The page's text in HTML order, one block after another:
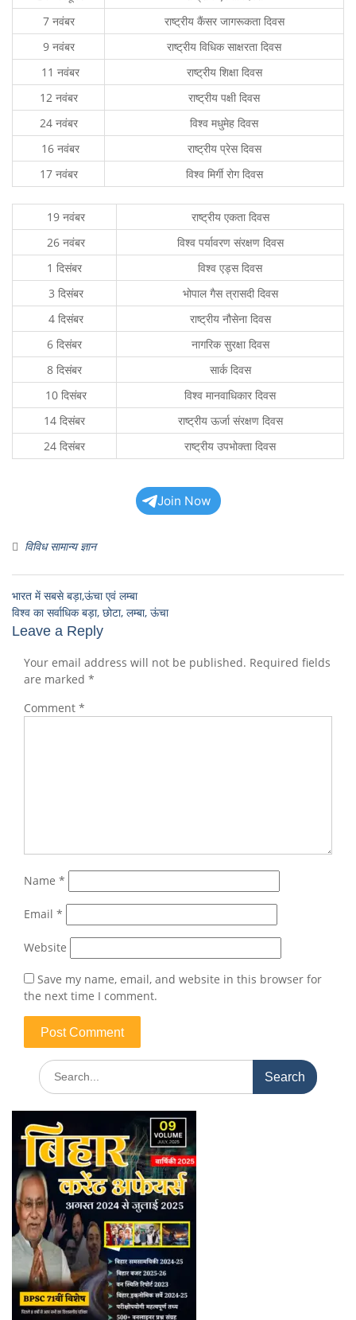
7 नवंबर
राष्ट्रीय कैंसर जागरूकता दिवस
9 नवंबर
राष्ट्रीय विधिक साक्षरता दिवस
11 नवंबर
राष्ट्रीय शिक्षा दिवस
12 नवंबर
राष्ट्रीय पक्षी दिवस
24 नवंबर
विश्व मधुमेह दिवस
16 नवंबर
राष्ट्रीय प्रेस दिवस
17 नवंबर
विश्व मिर्गी रोग दिवस
19 नवंबर
राष्ट्रीय एकता दिवस
26 नवंबर
विश्व पर्यावरण संरक्षण दिवस
1 दिसंबर
विश्व एड्स दिवस
3 दिसंबर
भोपाल गैस त्रासदी दिवस
4 दिसंबर
राष्ट्रीय नौसेना दिवस
6 दिसंबर
नागरिक सुरक्षा दिवस
8 दिसंबर
सार्क दिवस
10 दिसंबर
विश्व मानवाधिकार दिवस
14 दिसंबर
राष्ट्रीय ऊर्जा संरक्षण दिवस
24 दिसंबर
राष्ट्रीय उपभोक्ता दिवस
Join Now
विविध सामान्य ज्ञान
भारत में सबसे बड़ा,ऊंचा एवं लम्बा
विश्व का सर्वाधिक बड़ा, छोटा, लम्बा, ऊंचा
Leave a Reply
Your email address will not be published. Required fields
are marked *
Comment *
Name *
Email *
Website
Save my name, email, and website in this browser for
the next time I comment.